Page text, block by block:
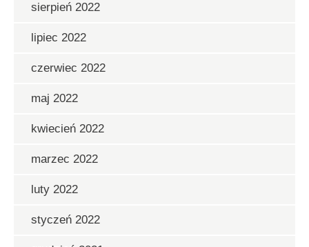
sierpień 2022
lipiec 2022
czerwiec 2022
maj 2022
kwiecień 2022
marzec 2022
luty 2022
styczeń 2022